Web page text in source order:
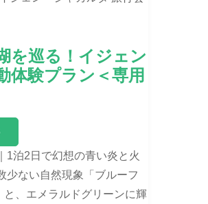
を巡る！イジェン
体験プラン＜専用
1泊2日で幻想の青い炎と火
少ない自然現象「ブルーフ
と、エメラルドグリーンに輝